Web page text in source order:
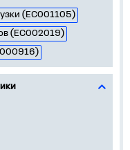
(EC001105)
(EC002019)